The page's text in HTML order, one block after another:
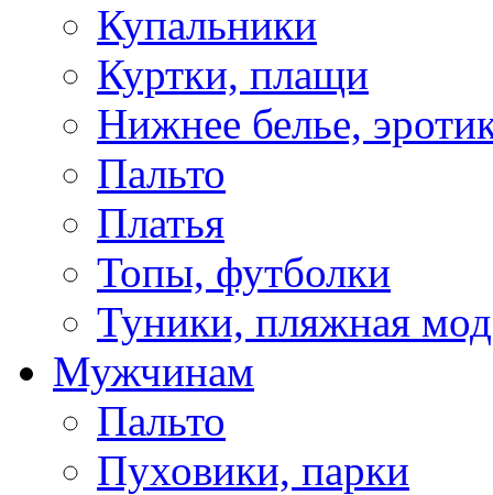
Купальники
Куртки, плащи
Нижнее белье,
Пальто
Платья
Топы, футболки
Туники, пляжная
Мужчинам
Пальто
Пуховики, парки